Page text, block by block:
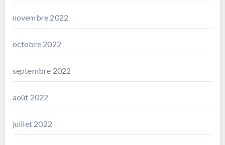
novembre 2022
octobre 2022
septembre 2022
août 2022
juillet 2022